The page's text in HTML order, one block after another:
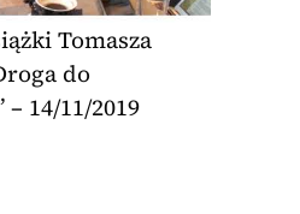
Tomasza
do
14/11/2019